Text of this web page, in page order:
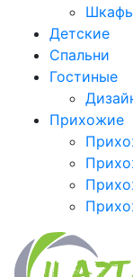
Детские
Спальни
Гостиные
Прихожие